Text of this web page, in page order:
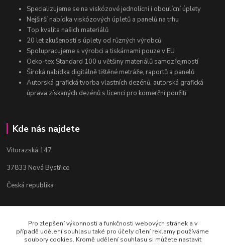
Specializujeme se na viskózové jednolícní i oboulícní úplety
Nejširší nabídka viskózových úpletů a panelů na trhu
Top kvalita našich materiálů
20 let zkušeností s úplety od různých výrobců
Spolupracujeme s výrobci a tiskárnami pouze v EU
Oeko-tex Standard 100 u většiny materiálů samozřejmostí
Široká nabídka digitálně tištěné metráže, raportů a panelů
Autorská grafická tvorba vlastních dezénů, autorská grafická
úprava získaných dezénů s licencí pro komerční použití
Kde nás najdete
Vitorazská 147
37833 Nová Bystřice
Česká republika
Kontakty
Bc. Věra Pospíchalová
Pro zlepšení výkonnosti a funkčnosti webových stránek a v
případě udělení souhlasu také pro účely cílení reklamy používáme
soubory cookies. Kromě udělení souhlasu si můžete nastavit